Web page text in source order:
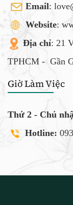
Email:
Website:
Địa chỉ: 21
TPHCM - Gần
Giờ Làm Việc
Thứ 2 - Chủ
Hotline: